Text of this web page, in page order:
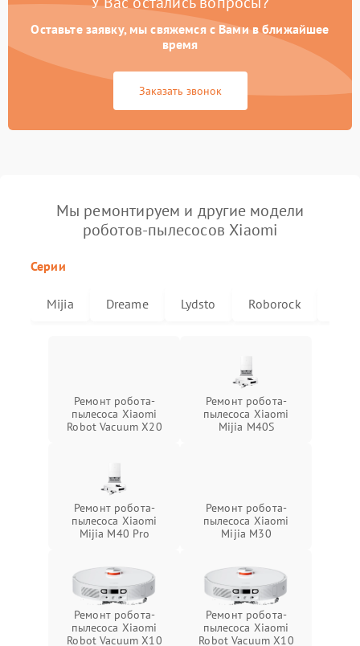
Оставьте заявку, мы свяжемся с Вами в ближайшее
время
Заказать звонок
Мы ремонтируем и другие модели
роботов-пылесосов Xiaomi
Серии
Mijia Dreame Lydsto Roborock
Ремонт робота-
пылесоса Xiaomi
Robot Vacuum X20
Ремонт робота-
пылесоса Xiaomi
Mijia M40S
Ремонт робота-
пылесоса Xiaomi
Mijia M40 Pro
Ремонт робота-
пылесоса Xiaomi
Mijia M30
Ремонт робота-
пылесоса Xiaomi
Robot Vacuum X10
Ремонт робота-
пылесоса Xiaomi
Robot Vacuum X10